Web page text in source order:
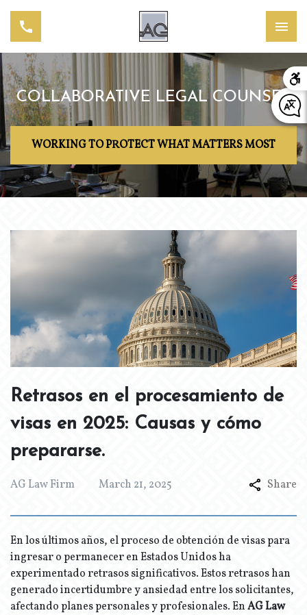
COLLABORATIVE LEGAL COUNSEL
WORKING TO PROTECT WHAT MATTERS MOST
Retrasos en el procesamiento de
visas en 2025: Causas y cómo
prepararse.
AG Law Firm March 21, 2025 Share
En los últimos años, el proceso de obtención de visas para
ingresar o permanecer en Estados Unidos ha
experimentado retrasos significativos. Estos retrasos han
generado incertidumbre y ansiedad entre los solicitantes,
afectando planes personales y profesionales. EnAG Law